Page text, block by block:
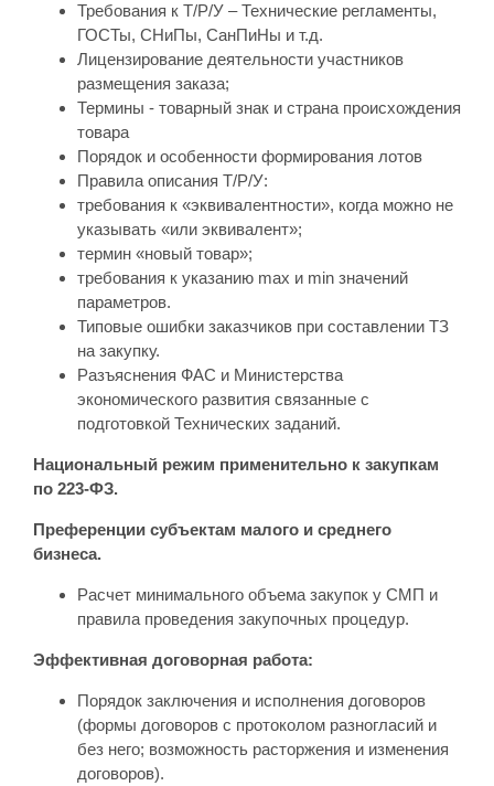
Требования к Т/Р/У – Технические регламенты,
ГОСТы, СНиПы, СанПиНы и т.д.
Лицензирование деятельности участников
размещения заказа;
Термины - товарный знак и страна происхождения
товара
Порядок и особенности формирования лотов
Правила описания Т/Р/У:
требования к «эквивалентности», когда можно не
указывать «или эквивалент»;
термин «новый товар»;
требования к указанию max и min значений
параметров.
Типовые ошибки заказчиков при составлении ТЗ
на закупку.
Разъяснения ФАС и Министерства
экономического развития связанные с
подготовкой Технических заданий.
Национальный режим применительно к закупкам
по 223-ФЗ.
Преференции субъектам малого и среднего
бизнеса.
Расчет минимального объема закупок у СМП и
правила проведения закупочных процедур.
Эффективная договорная работа:
Порядок заключения и исполнения договоров
(формы договоров с протоколом разногласий и
без него; возможность расторжения и изменения
договоров).